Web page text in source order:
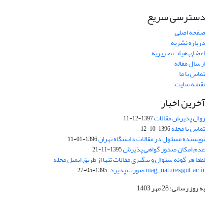
دسترسی سریع
صفحه اصلی
درباره نشریه
اعضای هیات تحریریه
ارسال مقاله
تماس با ما
نقشه سایت
آخرین اخبار
روال پذیرش مقالات1397-12-11
تماس با مجله1396-10-12
نویسنده مسئول در مقالات دانشگاه تهران1396-01-11
عدم امکان صدور گواهی پذیرش1395-11-21
لطفا هر گونه سئوال و پیگیری مقالات تنها از طریق ایمیل مجله
mag_natures@ut.ac.ir صورت پذیرد. 1395-05-27
به روز رسانی: 28 مهر 1403